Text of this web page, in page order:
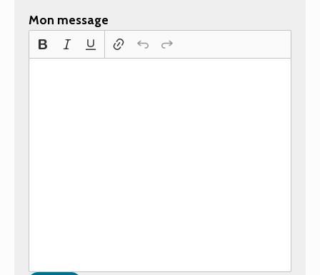
Mon message